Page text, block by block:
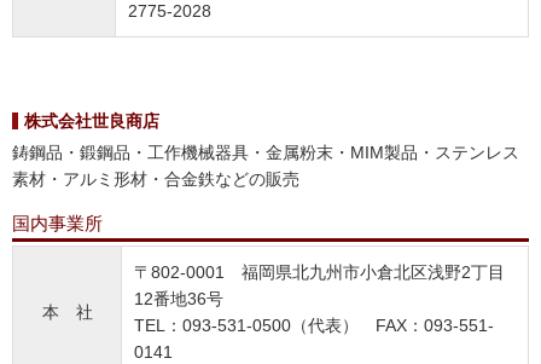
2775-2028
株式会社世良商店
鋳鋼品・鍛鋼品・工作機械器具・金属粉末・MIM製品・ステンレス
素材・アルミ形材・合金鉄などの販売
国内事業所
本 社
〒802-0001 福岡県北九州市小倉北区浅野2丁目
12番地36号
TEL：093-531-0500（代表） FAX：093-551-
0141